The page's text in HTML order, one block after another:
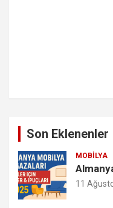
Son Eklenenler
MOBILYA
11